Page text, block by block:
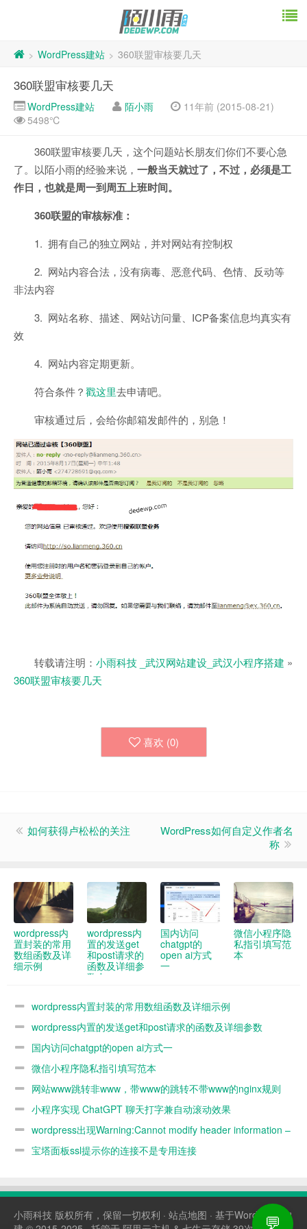
> WordPress建站 > 360联盟审核要几天
360联盟审核要几天
WordPress建站 陌小雨
11年前 (2015-08-21)
5498℃
360联盟审核要几天，这个问题站长朋友们你们不要心急
了。以陌小雨的经验来说， 一般当天就过了，不过，必须是工
作日，也就是周一到周五上班时间。
360联盟的审核标准：
1. 拥有自己的独立网站，并对网站有控制权
2. 网站内容合法，没有病毒、恶意代码、色情、反动等
非法内容
3. 网站名称、描述、网站访问量、ICP备案信息均真实有
效
4. 网站内容定期更新。
符合条件？戳这里去申请吧。
审核通过后，会给你邮箱发邮件的，别急！
转载请注明： 小雨科技 _武汉网站建设_武汉小程序搭建 »
360联盟审核要几天
喜欢 (0)
如何获得卢松松的关注
WordPress如何自定义作者名
称
wordpress内
置封装的常用
数组函数及详
细示例
wordpress内
置的发送get
和post请求的
函数及详细参
数demo
国内访问
chatgpt的
open ai方式
一
微信小程序隐
私指引填写范
本
wordpress内置封装的常用数组函数及详细示例
wordpress内置的发送get和post请求的函数及详细参数
demo国内访问chatgpt的open ai方式一
微信小程序隐私指引填写范本
网站www跳转非www，带www的跳转不带www的nginx规则
小程序实现 ChatGPT 聊天打字兼自动滚动效果
wordpress出现Warning:Cannot modify header information –
headers already sent by解决办法
宝塔面板ssl提示你的连接不是专用连接
小雨科技 版权所有，保留一切权利 · 站点地图 · 基于WordPress构
💬